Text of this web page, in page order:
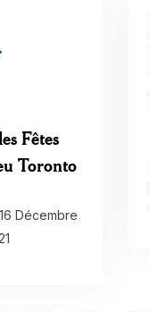
Fêtes
Toronto
16 Décembre